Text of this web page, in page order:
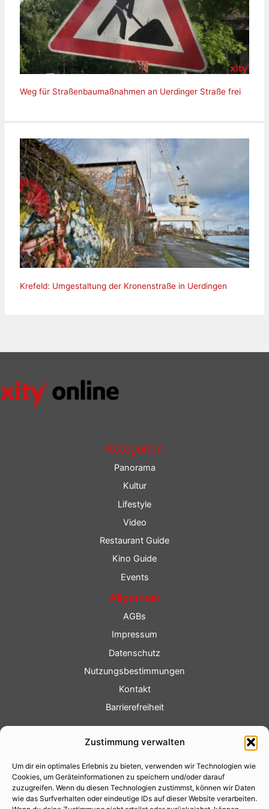
Zustimmung verwalten
Um dir ein optimales Erlebnis zu bieten, verwenden wir Technologien wie
Cookies, um Geräteinformationen zu speichern und/oder darauf
zuzugreifen. Wenn du diesen Technologien zustimmst, können wir Daten
wie das Surfverhalten oder eindeutige IDs auf dieser Website verarbeiten.
Weg für Straßenbaumaßnahmen an Uerdinger Straße frei
Krefeld: Umgestaltung der Kronenstraße in Uerdingen
Kategorien
Panorama
Kultur
Lifestyle
Video
Restaurant Guide
Kino Guide
Events
Allgemein
AGBs
Impressum
Datenschutz
Nutzungsbestimmungen
Kontakt
Barrierefreiheit
Fotoservice
Videoservice
Werbung